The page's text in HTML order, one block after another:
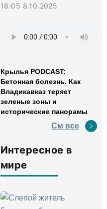
18:05 8.10.2025
Крылья PODCAST:
Бетонная болезнь. Как
Владикавказ теряет
зеленые зоны и
исторические панорамы
См все
Интересное в
мире